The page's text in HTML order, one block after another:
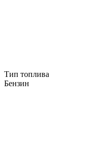
Тип топлива
Бензин